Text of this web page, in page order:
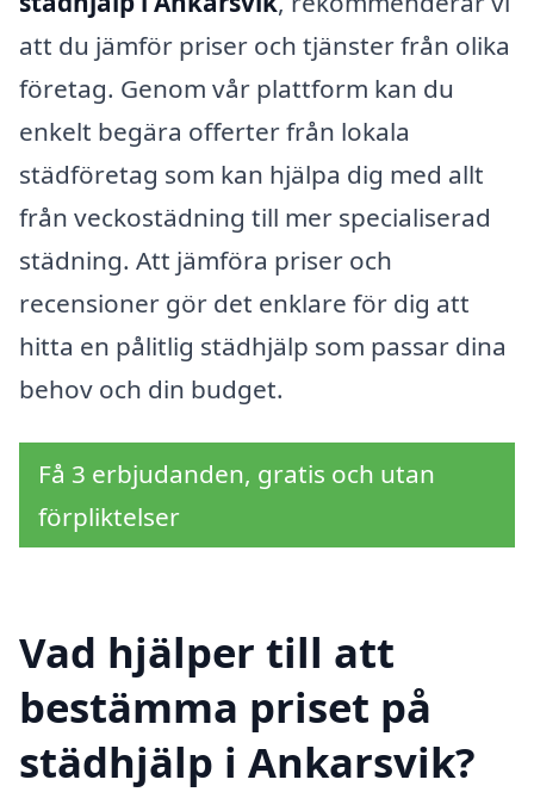
att du jämför priser och tjänster från olika
företag. Genom vår plattform kan du
enkelt begära offerter från lokala
städföretag som kan hjälpa dig med allt
från veckostädning till mer specialiserad
städning. Att jämföra priser och
recensioner gör det enklare för dig att
hitta en pålitlig städhjälp som passar dina
behov och din budget.
Få 3 erbjudanden, gratis och utan
förpliktelser
Vad hjälper till att
bestämma priset på
städhjälp i Ankarsvik?